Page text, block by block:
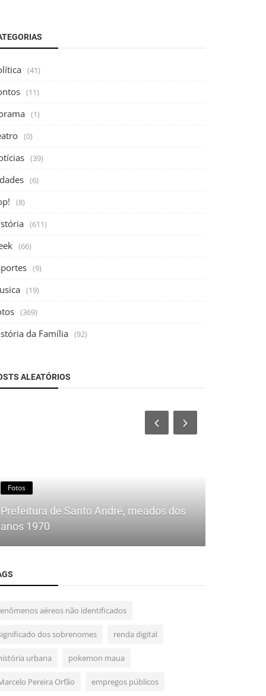
(41)
(11)
(1)
(0)
(39)
(6)
(8)
(611)
(66)
(9)
(19)
(369)
da Família (92)
ALEATÓRIOS
Fotos
Prefeitura de Santo André, meados dos
anos 1970
aéreos não identificados
dos sobrenomes renda digital
urbana pokemon maua
Pereira Orfão empregos públicos